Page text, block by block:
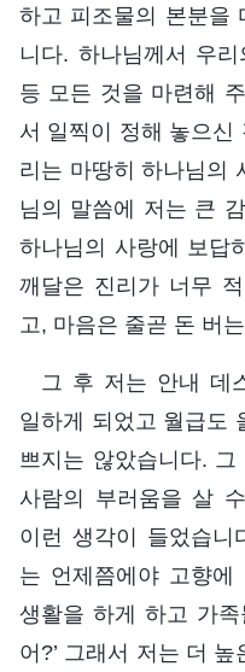
하고 피조물의 본분을
니다. 하나님께서 우
등 모든 것을 마련해
서 일찍이 정해 놓으신
리는 마땅히 하나님의
님의 말씀에 저는 큰
하나님의 사랑에 보답
깨달은 진리가 너무
고, 마음은 줄곧 돈 버
그 후 저는 안내 데
일하게 되었고 월급도
쁘지는 않았습니다.
사람의 부러움을 살
이런 생각이 들었습니
는 언제쯤에야 고향
생활을 하게 하고 가
어?’ 그래서 저는 더